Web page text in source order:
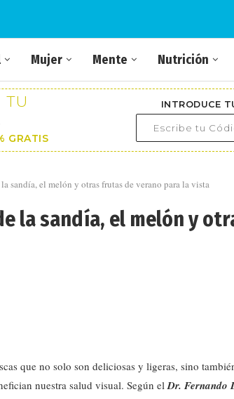
Mujer Mente Nutrición
TU
GRATIS
INTRODUCE
sandía, el melón y otras frutas de verano para la vista
la sandía, el melón y
que no solo son deliciosas y ligeras, sino
nuestra salud visual. Según elDr. Fernando